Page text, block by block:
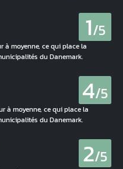
1/5
à moyenne, ce qui place la
du Danemark.
4/5
à moyenne, ce qui place la
du Danemark.
2/5